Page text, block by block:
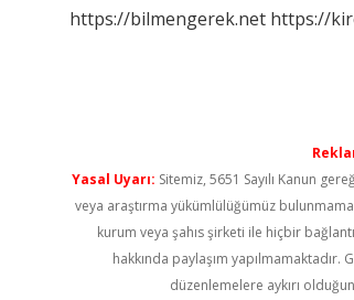
https://bilmengerek.net https://
Yasal Uyarı: Sitemiz, 5651 Sayılı Kanun
veya araştırma yükümlülüğümüz
kurum veya şahıs şirketi ile hiçbir
hakkında paylaşım
düzenlemelere aykırı